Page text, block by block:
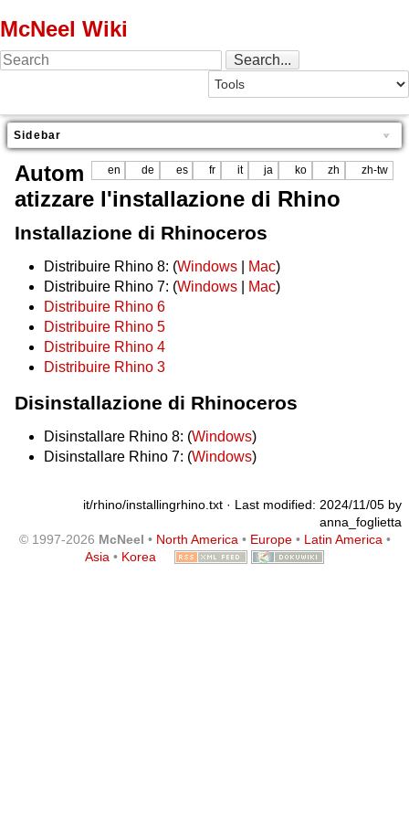
McNeel Wiki
Sidebar
en de es fr it ja ko zh zh-tw
Autom
atizzare l'installazione di Rhino
Installazione di Rhinoceros
Distribuire Rhino 8: (Windows Mac)
Distribuire Rhino 7: (Windows Mac)
Distribuire Rhino 6
Distribuire Rhino 5
Distribuire Rhino 4
Distribuire Rhino 3
Disinstallazione di Rhinoceros
Disinstallare Rhino 8: (Windows)
Disinstallare Rhino 7: (Windows)
it/rhino/installingrhino.txt · Last modified: 2024/11/05 by
anna_foglietta
© 1997-2026 McNeel • North America • Europe• Latin America •
Asia • Korea